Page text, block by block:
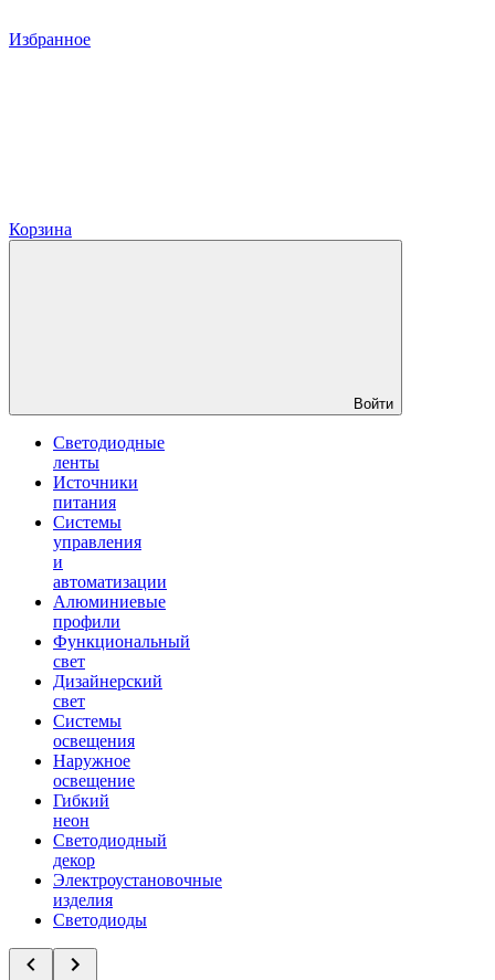
Избранное
Корзина
Войти
Светодиодные
ленты
Источники
питания
Системы
управления
и
автоматизации
Алюминиевые
профили
Функциональный
свет
Дизайнерский
свет
Системы
освещения
Наружное
освещение
Гибкий
неон
Светодиодный
декор
Электроустановочные
изделия
Светодиоды